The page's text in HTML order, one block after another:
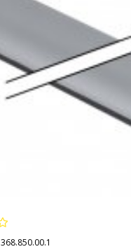
368.850.00.1